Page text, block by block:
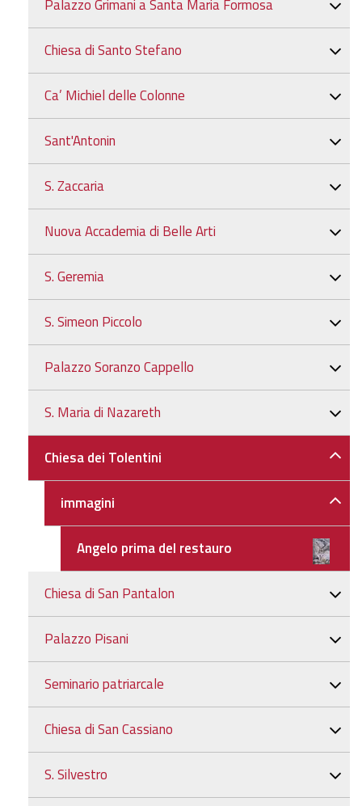
Palazzo Grimani a Santa Maria Formosa
Chiesa di Santo Stefano
Ca’ Michiel delle Colonne
Sant'Antonin
S. Zaccaria
Nuova Accademia di Belle Arti
S. Geremia
S. Simeon Piccolo
Palazzo Soranzo Cappello
S. Maria di Nazareth
Chiesa dei Tolentini
immagini
Angelo prima del restauro
Chiesa di San Pantalon
Palazzo Pisani
Seminario patriarcale
Chiesa di San Cassiano
S. Silvestro